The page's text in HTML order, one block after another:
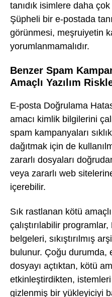
tanıdık isimlere daha
Şüpheli bir e-postada
görünmesi, meşruiyetin
yorumlanmamalıdır.
Benzer Spam
Amaçlı Yazılım
E-posta Doğrulama Hatası
amacı kimlik bilgilerini
spam kampanyaları
dağıtmak için de
zararlı dosyaları
veya zararlı web
içerebilir.
Sık rastlanan kötü
çalıştırılabilir
belgeleri, sıkıştırılmış
bulunur. Çoğu durumda,
dosyayı açtıktan, kötü
etkinleştirdikten, istemleri
gizlenmiş bir yükleyiciyi